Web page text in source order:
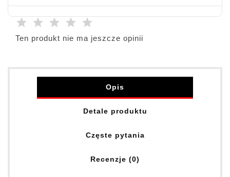
Ten produkt nie ma jeszcze opinii
Opis
Detale produktu
Częste pytania
Recenzje (0)